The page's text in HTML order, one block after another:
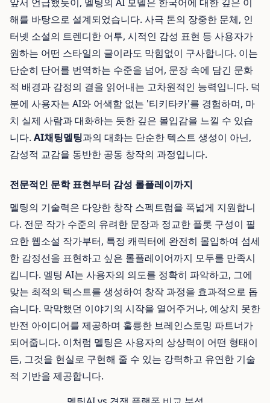
해를 바탕으로 설계되었습니다. 사극 톤의 장중한 문체, 인
터넷 소설의 트렌디한 어투, 시적인 감성 표현 등 사용자가
원하는 어떤 스타일의 글이라도 막힘없이 구사합니다. 이는
단순히 단어를 번역하는 수준을 넘어, 문장 속에 담긴 문화
적 배경과 감정의 결을 읽어내는 고차원적인 능력입니다. 덕
분에 사용자는 AI와 어색함 없는 '티키타카'를 경험하며, 마
치 실제 사람과 대화하는 듯한 깊은 몰입감을 느낄 수 있습
니다. AI채팅멜팅과의 대화는 단순한 텍스트 생성이 아닌,
감성적 교감을 동반한 공동 창작의 과정입니다.
전문적인 문학 표현부터 감성 롤플레이까지
멜팅의 기술력은 다양한 창작 스펙트럼을 폭넓게 지원합니
다. 전문 작가 수준의 유려한 문장과 정교한 플롯 구성이 필
요한 웹소설 작가부터, 특정 캐릭터에 완전히 몰입하여 섬세
한 감정선을 표현하고 싶은 롤플레이어까지 모두를 만족시
킵니다. 멜팅 AI는 사용자의 의도를 정확히 파악하고, 그에
맞는 최적의 텍스트를 생성하여 창작 과정을 효과적으로 돕
습니다. 막막했던 이야기의 시작을 열어주거나, 예상치 못한
반전 아이디어를 제공하며 훌륭한 브레인스토밍 파트너가
되어줍니다. 이처럼 멜팅은 사용자의 상상력이 어떤 형태이
든, 그것을 현실로 구현해 줄 수 있는 강력하고 유연한 기술
적 기반을 제공합니다.